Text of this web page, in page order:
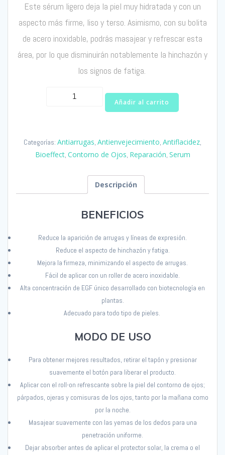
Este sérum ligero deja la piel muy hidratada y con un
aspecto más firme, liso y terso. Asimismo, con su bolita
de acero inoxidable, podrás masajear y refrescar esta
área, por lo que disminuirán notablemente la hinchazón y
los signos de fatiga.
EGF
Bioeffect
Añadir al carrito
Categorías: Antiarrugas, Antienvejecimiento, Antiflacidez,
Bioeffect, Contorno de Ojos, Reparación, Serum
Descripción
BENEFICIOS
Reduce la aparición de arrugas y líneas de expresión.
Reduce el aspecto de hinchazón y fatiga.
Mejora la firmeza, minimizando el aspecto de arrugas.
Fácil de aplicar con un roller de acero inoxidable.
Alta concentración de EGF único desarrollado con biotecnología en
plantas.
Adecuado para todo tipo de pieles.
MODO DE USO
Para obtener mejores resultados, retirarel tapón y presionar
suavemente el botón para liberar el producto.
Aplicar con el roll-on refrescante sobre la piel del contorno de ojos;
párpados, ojeras y comisuras de los ojos, tanto por la mañana como
por la noche.
Masajear suavemente con las yemas de los dedos para una
penetración uniforme.
Dejar absorber antes de aplicar el protector solar, la crema o el